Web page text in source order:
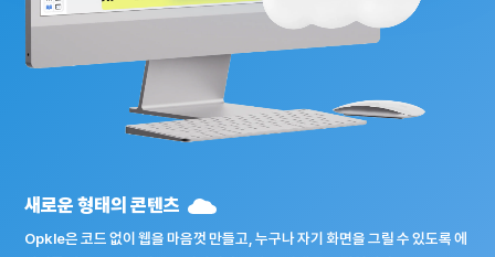
새로운 형태의 콘텐츠
Opkle은 코드 없이 웹을 마음껏 만들고, 누구나 자기 화면을 그릴 수 있도록 에